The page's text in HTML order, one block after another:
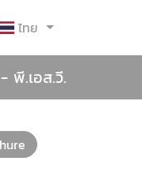
ไทย
พี.เอส.วี.